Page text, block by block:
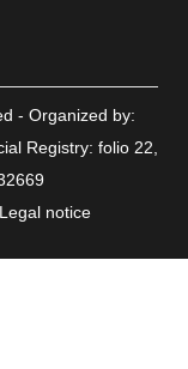
- Organized by:
Registry: folio 22,
Legal notice